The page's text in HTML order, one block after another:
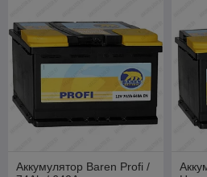
Аккумулятор Baren Profi /